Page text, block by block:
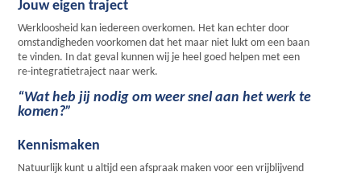
Jouw eigen traject
Werkloosheid kan iedereen overkomen. Het kan echter door
omstandigheden voorkomen dat het maar niet lukt om een baan
te vinden. In dat geval kunnen wij je heel goed helpen met een
re-integratietraject naar werk.
“Wat heb jij nodig om weer snel aan het werk te
komen?”
Kennismaken
Natuurlijk kunt u altijd een afspraak maken voor een vrijblijvend